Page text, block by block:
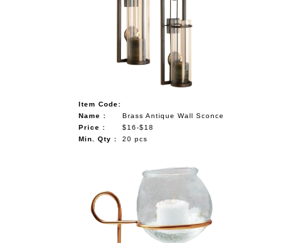
REQUEST FOR CATALOGUE
Item Code:
Name :
Brass Antique Wall Sconce
Price :
$16-$18
Min. Qty :
20 pcs